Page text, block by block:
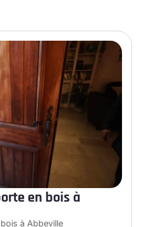
en bois à
à Abbeville